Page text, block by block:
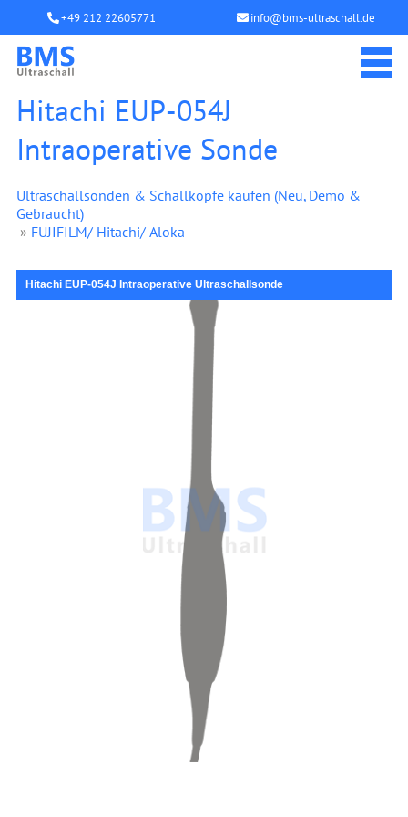
+49 212 22605771 info@bms-ultraschall.de
Hitachi EUP-054J
Intraoperative Sonde
Ultraschallsonden & Schallköpfe kaufen (Neu, Demo &
Gebraucht)
» FUJIFILM/ Hitachi/ Aloka
Hitachi EUP-054J Intraoperative Ultraschallsonde